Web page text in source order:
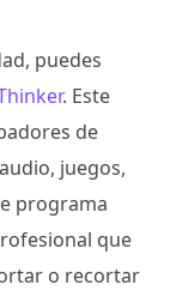
puedes
. Este
de
juegos,
programa
que
o recortar